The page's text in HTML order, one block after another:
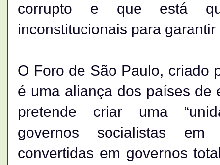
corrupto e que está
inconstitucionais para
O Foro de São Paulo, criado
é uma aliança dos países de
pretende criar uma
governos socialistas em
convertidas em governos